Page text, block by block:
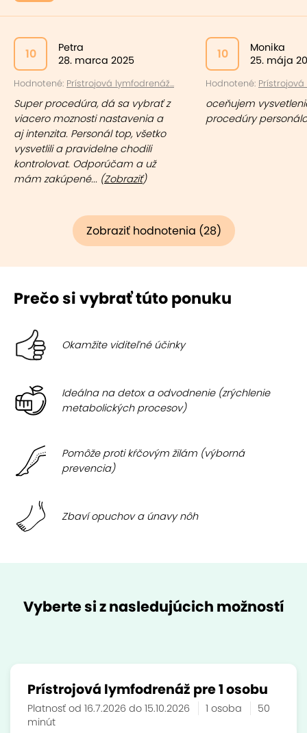
10
Petra
28. marca 2025
Hodnotené: Prístrojová lymfodrenáž...
Super procedúra, dá sa vybrať z
viacero moznosti nastavenia a
aj intenzita. Personál top, všetko
vysvetlili a pravidelne chodili
kontrolovat. Odporúčam a už
mám zakúpené... (Zobraziť)
10
Monika
25. mája
Hodnotené: Prístrojová
oceňujem
procedúry
Zobraziť hodnotenia (28)
Prečo si vybrať túto ponuku
Okamžite viditeľné účinky
Ideálna na detox a odvodnenie (zrýchlenie
metabolických procesov)
Pomôže proti kŕčovým žilám (výborná
prevencia)
Zbaví opuchov a únavy nôh
Vyberte si z nasledujúcich možností
Prístrojová lymfodrenáž pre 1 osobu
Platnosť od 16.7.2026 do 15.10.2026 1 osoba
50
minút